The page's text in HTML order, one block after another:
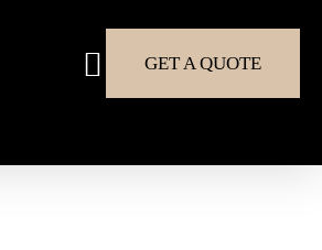
GET A QUOTE
search